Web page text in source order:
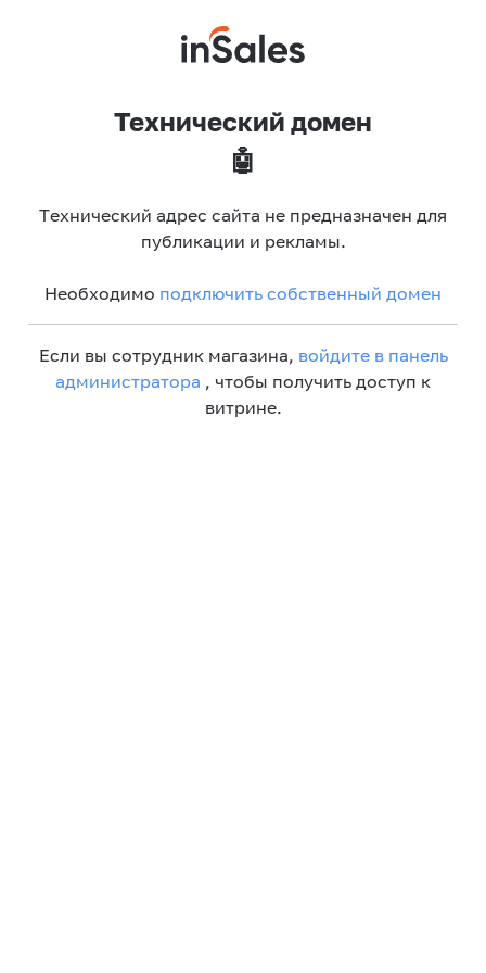
Технический домен
🤖
Технический адрес сайта не предназначен для
публикации и рекламы.
Необходимо подключить собственный домен
Если вы сотрудник магазина, войдите в панель
администратора , чтобы получить доступ к
витрине.